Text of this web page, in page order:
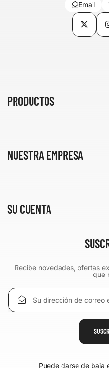
Email
Twitter
PRODUCTOS
NUESTRA EMPRESA
SU CUENTA
Recibe novedades, ofertas
que
Puede darse de baja